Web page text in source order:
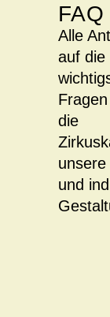
FAQ
Alle
auf die
die
und